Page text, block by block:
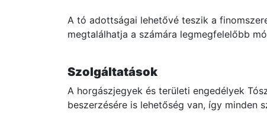
A tó adottságai lehetővé teszik a
megtalálhatja a számára legmegfelelőbb
Szolgáltatások
A horgászjegyek és területi engedélyek
beszerzésére is lehetőség van, így minden